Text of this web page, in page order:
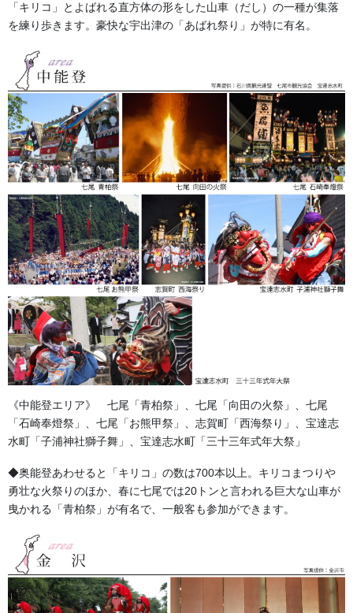
step2
専任のコンサルティングスタッフが、お客様のご要望を細
部までヒアリングし、オーダーメイドならではの最適なプ
ランをご構築いたします。
法被の印象を左右する「デザインの配置・配色」、用途
（お祭り・プロモーション・ユニフォーム等）に応じた
「最適な生地選定」、ご予算に応じた「数量の調整」、そ
して確実にお手元に届けるための「確実な納期管理」ま
で、トータルでサポートいたします。 お客様の想いやこだ
わりを丁寧に汲み取り、単なる衣服としてではなく、イベ
ントを成功に導くための最高の法被プランをご提案させて
いただきます。
法被の価格とサイズ
作成事案
「キリコ」とよばれる直方体の形をした山車（だし）の一種が集落
を練り歩きます。豪快な宇出津の「あばれ祭り」が特に有名。
《中能登エリア》 七尾「青柏祭」、七尾「向田の火祭」、七尾
「石崎奉燈祭」、七尾「お熊甲祭」、志賀町「西海祭り」、宝達志
水町「子浦神社獅子舞」、宝達志水町「三十三年式年大祭」
◆奥能登あわせると「キリコ」の数は700本以上。キリコまつりや
勇壮な火祭りのほか、春に七尾では20トンと言われる巨大な山車が
曳かれる「青柏祭」が有名で、一般客も参加ができます。